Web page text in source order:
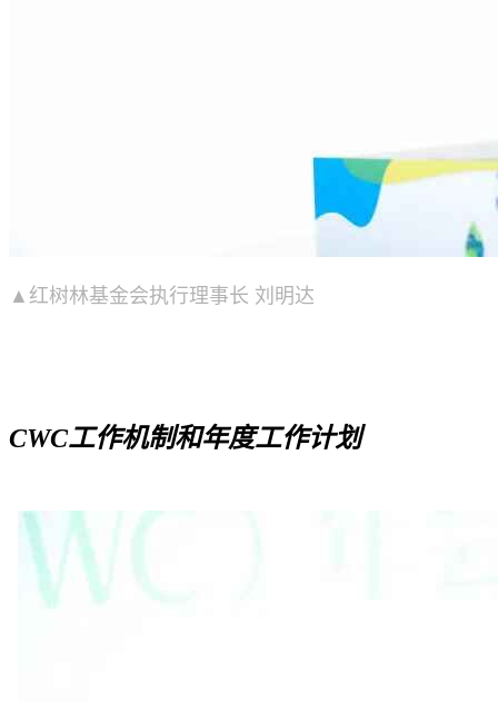
▲红树林基金会执行理事长 刘明达
CWC工作机制和年度工作计划